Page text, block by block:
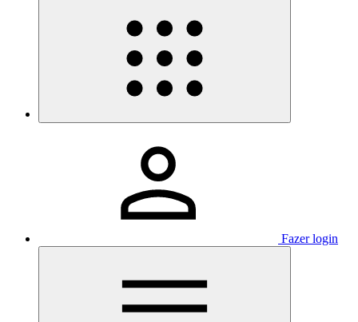
Fazer login